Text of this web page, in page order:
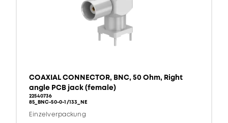
COAXIAL CONNECTOR, BNC, 50 Ohm, Right
angle PCB jack (female)
22540736
85_BNC-50-0-1/133_NE
Einzelverpackung